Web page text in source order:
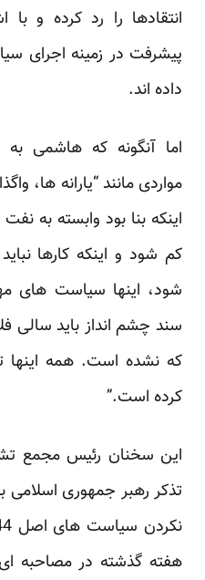
انتقادها را رد کرده و با
داده اند.
اما آنگونه که هاشمی به
مواردی مانند “یارانه ها،
اینکه بنا بود وابسته به
کم شود و اینکه کارها
شود، اینها سیاست های
سند چشم انداز باید سالی
که نشده است. همه
کرده است.”
این سخنان رئیس مجمع
تذکر رهبر جمهوری اسلامی
هفته گذشته در مصاحبه